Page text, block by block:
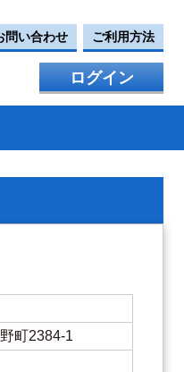
問い合わせ ご利用方法
ログイン
町2384-1